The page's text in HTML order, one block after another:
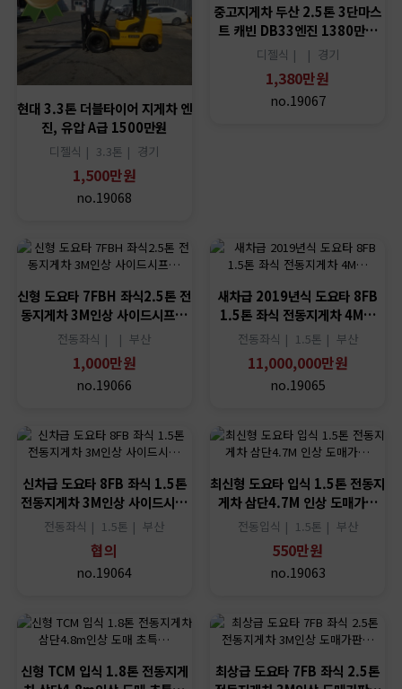
현대 3.3톤 더블타이어 지게차 엔
진, 유압 A급 1500만원
디젤식 | 3.3톤 | 경기
1,500만원
no.19068
중고지게차 두산 2.5톤 3단마스
트 캐빈 DB33엔진 1380만…
디젤식 | | 경기
1,380만원
no.19067
신형 도요타 7FBH 좌식2.5톤 전
동지게차 3M인상 사이드시프…
전동좌식 | |부산
1,000만원
no.19066
새차급 2019년식 도요타 8FB
1.5톤 좌식 전동지게차 4M…
전동좌식 | 1.5톤 | 부산
11,000,000만원
no.19065
신차급 도요타 8FB 좌식 1.5톤
전동지게차 3M인상 사이드시…
전동좌식 | 1.5톤 |부산
협의
no.19064
최신형 도요타 입식 1.5톤 전동지
게차 삼단4.7M 인상 도매가…
전동입식 | 1.5톤 | 부산
550만원
no.19063
신형 TCM 입식 1.8톤 전동지게
최상급 도요타 7FB 좌식 2.5톤